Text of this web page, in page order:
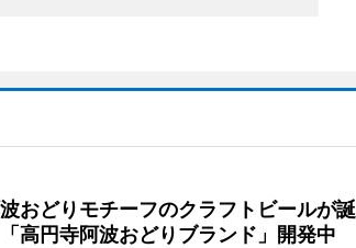
おどりモチーフのクラフトビールが誕
高円寺阿波おどりブランド」開発中